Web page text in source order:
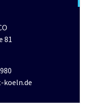
81
koeln.de